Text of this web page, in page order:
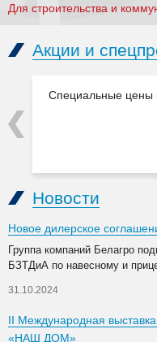
Для строительства и
Акции и
Специальные цены
Previous
Новости
Новое дилерское
Группа компаний Белагро
БЗТДиА по навесному и
31.10.2024
II Международная
«НАШ ДОМ»